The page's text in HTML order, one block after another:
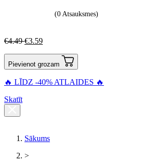
(0 Atsauksmes)
€4.49 €3.59
Pievienot grozam
🔥 LĪDZ -40% ATLAIDES 🔥
Skatīt
Sākums
>